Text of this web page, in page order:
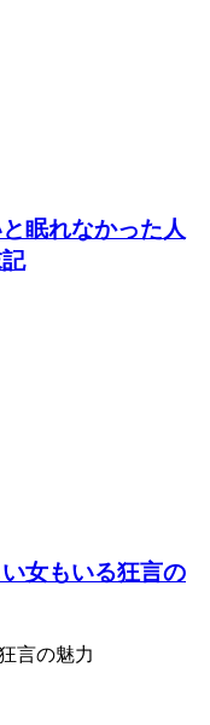
眠れなかった人
女もいる狂言の
言の魅力